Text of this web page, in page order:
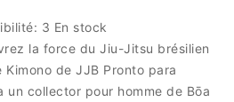
3 En stock
la force du Jiu-Jitsu brésilien
Kimono de JJB Pronto para
un collector pour homme de Bōa